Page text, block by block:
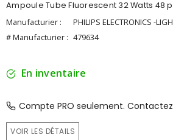
Ampoule Tube Fluorescent 32 Watts 48
Manufacturier :
PHILIPS ELECTRONICS -
# Manufacturier : 479634
En inventaire
Compte PRO seulement.
VOIR LES DÉTAILS